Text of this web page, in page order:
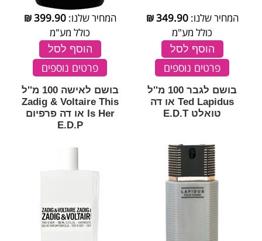
המחיר שלנו:349.90
₪
כולל מע"מ
הוסף לסל
פרטים נוספים
המחיר שלנו:399.90
₪
כולל מע"מ
הוסף לסל
פרטים נוספים
בושם לגבר 100 מ''ל
Ted Lapidus או דה
טואלט E.D.T
בושם לאישה 100 מ''ל
Zadig & Voltaire This
Is Her או דה פרפיום
E.D.P